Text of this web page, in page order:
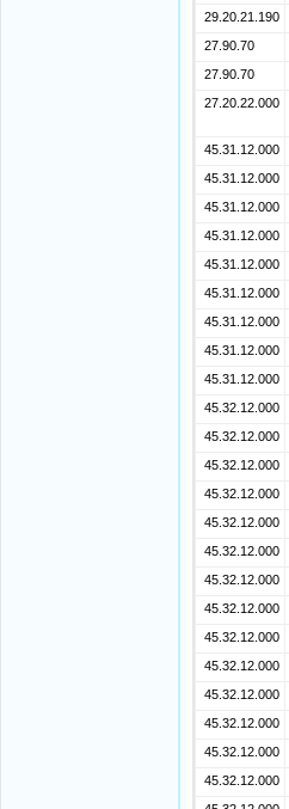
29.20.21.190
27.90.70
27.90.70
27.20.22.000
45.31.12.000
45.31.12.000
45.31.12.000
45.31.12.000
45.31.12.000
45.31.12.000
45.31.12.000
45.31.12.000
45.31.12.000
45.32.12.000
45.32.12.000
45.32.12.000
45.32.12.000
45.32.12.000
45.32.12.000
45.32.12.000
45.32.12.000
45.32.12.000
45.32.12.000
45.32.12.000
45.32.12.000
45.32.12.000
45.32.12.000